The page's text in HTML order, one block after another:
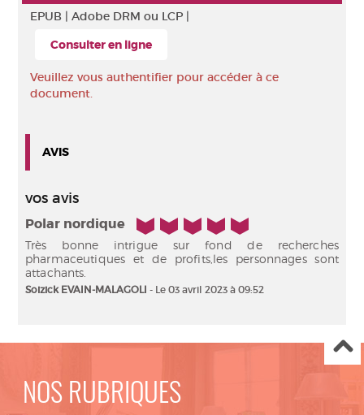
EPUB | Adobe DRM ou LCP |
Consulter en ligne
Veuillez vous authentifier pour accéder à ce
document.
AVIS
vos avis
Polar nordique 5/5
Très bonne intrigue sur fond de recherches
pharmaceutiques et de profits,les personnages sont
attachants.
Soizick EVAIN-MALAGOLI - Le 03 avril 2023 à 09:52
NOS RUBRIQUES